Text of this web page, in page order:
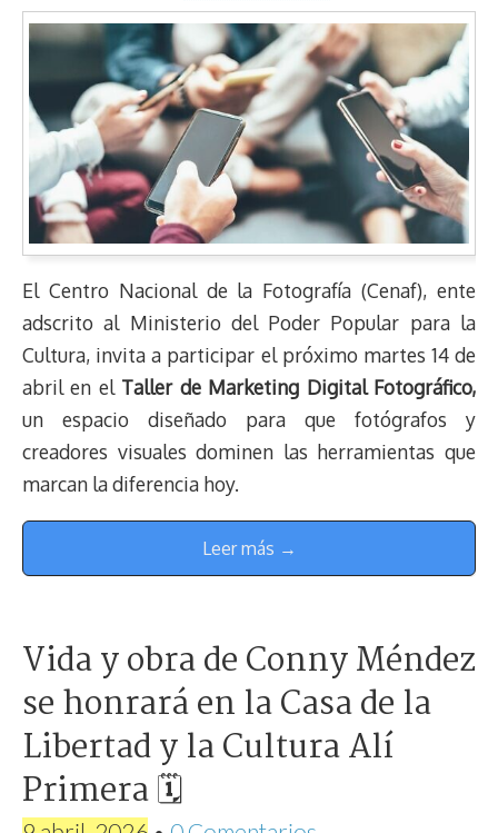
El Centro Nacional de la Fotografía (Cenaf), ente
adscrito al Ministerio del Poder Popular para la
Cultura, invita a participar el próximo martes 14 de
abril en el Taller de Marketing Digital Fotográfico,
un espacio diseñado para que fotógrafos y
creadores visuales dominen las herramientas que
marcan la diferencia hoy.
Leer más →
Vida y obra de Conny Méndez
se honrará en la Casa de la
Libertad y la Cultura Alí
Primera 🗓